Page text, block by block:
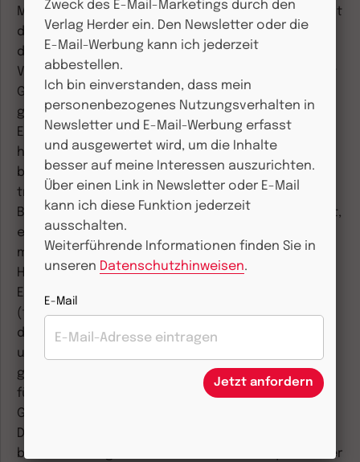
Möglichkeit nach denkt, dann konstituiert sie damit
das Ideal als oberste regulative Idee (nicht Objekt)
der theoretischen Vernunft. Das bildet die
Voraussetzung dafür, dass die praktische Vernunft
Gott postulieren kann, das höchste Gut als
gewissermaßen „moralische Weltursache“, die die
Einheit von Tugend und Glückseligkeit
hervorbringen kann. Der so gedachte Gott
beeinträchtigt die Autonomie der
transzendentalen Selbstbegründung des
Bewusstseins und der Freiheit des Menschen nicht,
er garantiert aber den Sinn der Bestimmung der
moralischen Subjektivität (fundamental für die
Humanisierung). Eine weitere bedeutsame
Entwicklung des Gottesgedankens ist G. W. F. Hegel
(† 1831) zu verdanken. Seine Reflexion hängt mit
dem Versuch zusammen, Freiheit und Vernunft
unter dem Vorzeichen ihrer jeweiligen
geschichtlichen Entzweiung zu denken. Er hielt es
für möglich, die begrenzte Gotteserkenntnis in
Glaube, Gefühl und Unmittelbarkeit durch das
Denken zu überwinden: Gott, ein inhaltlich
bestimmter logischer Gedanke, wird adäquat weder
Zweck des E-Mail-Marketings durch den
Verlag Herder ein. Den Newsletter oder die
E-Mail-Werbung kann ich jederzeit
abbestellen.
Ich bin einverstanden, dass mein
personenbezogenes Nutzungsverhalten in
Newsletter und E-Mail-Werbung erfasst
und ausgewertet wird, um die Inhalte
besser auf meine Interessen auszurichten.
Über einen Link in Newsletter oder E-Mail
kann ich diese Funktion jederzeit
ausschalten.
Weiterführende Informationen finden Sie in
unseren Datenschutzhinweisen.
E-Mail
Jetzt anfordern